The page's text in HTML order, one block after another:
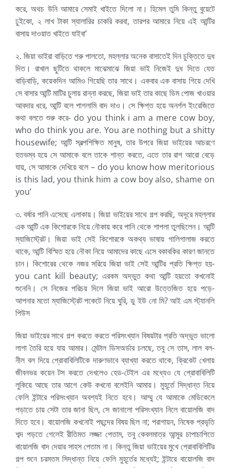
করে, অথচ উনি আমারে সেমাই খাইতে দিলো না। হিমেল তুমি কিন্তু বুয়েটে
ঢুইকো, ২ লাখ টাকা স্যালারির চাকরি করবা, তারপর আমারে নিয়ে এই আন্টির
বাসায় দাওয়াত খাইতে যাইবা’
২. জিয়া ভাইরা বাড়িতে গরু পালতো, মহল্লার অনেক বাসাতেই দিন চুক্তিতে দুধ
দিত। রাখাল ছুটিতে থাকলে মাঝেমাঝে জিয়া ভাই নিজেই দুধ দিতে যেত
বাড়িবাড়ি, কয়েকদিন আমিও গিয়েছি তার সাথে। একবার এক বাসায় গিয়ে দেখি
সে বাসার আন্টি মাটির চুলায় রান্না করছে, জিয়া ভাই তার কাছে ডিম পোজ খাওয়ার
আবদার ধরে, আন্টি বলে পাগলামি বাদ দাও। সে ক্ষিপ্ত হয়ে অনর্গল ইংরেজিতে
কথা বলতে শুরু করে- do you think i am a mere cow boy,
who do think you are. You are nothing but a shitty
housewife; আন্টি স্বল্পশিক্ষিত মানুষ, তার উপরে জিয়া ভাইয়ের আচরণে
হতভম্ব হয়ে সে আমাকে বলে তাকে শান্ত করতে, এতে তার রাগ আরো বেড়ে
যায়, সে আমাকে দেখিয়ে বলে – do you know how meritorious
is this lad, you think him a cow boy also, shame on
you’
৩. বর্ষার পানি এসেছে এলাকায়। জিয়া ভাইয়ের সাথে গল্প করছি, অদূরে মহল্লার
এক আন্টি এক কিশোরকে নিয়ে নৌকায় করে পানি থেকে শাপলা তুলছিলেন। আন্টি
ম্যাজিস্ট্রেট। জিয়া ভাই সেই কিশোরকে অকথ্য ভাষায় গালিগালাজ করতে
থাকে, আন্টি বিস্মিত হয়ে নৌকা নিয়ে আমাদের কাছে এসে বকাবকির কারণ জানতে
চান। কিশোরের থেকে নজর সরিয়ে জিয়া ভাই সেই আন্টির প্রতি ক্ষিপ্ত হয়-
you cant kill beauty; এরকম অদ্ভুত কথা আন্টি হয়তো কখনোই
শুনেনি। সে নিজের পরিচয় দিলে জিয়া ভাই আরো উত্তেজিত হয়ে পড়ে-
আপনার মতো ম্যাজিস্ট্রেট পকেটে নিয়ে ঘুরি, ডু ইউ নো মি? আই এম স্ট্যানলি
পিউস
জিয়া ভাইয়ের সাথে গল্প করতে করতে পরিসংখ্যান বিষয়টার প্রতি অদ্ভুত ভালো
লাগা তৈরি হয়ে যায় আমার। মেন্টাল ডিসঅর্ডার চলছে, তবু সে তাস, লাল বল-
নীল বল দিয়ে প্রোবাবিলিটিকে দারুণভাবে ব্যাখ্যা করতে থাকে, ক্রিকেট খেলায়
জীবনভর কয়েন টস করতে দেখলেও হেড-টেইল এর মধ্যেও যে প্রোবাবিলিটি
লুকিয়ে আছে তার আগে কেউ কখনো বলেইনি আমায়। মুহূর্তে সিদ্ধান্ত নিয়ে
ফেলি ইন্টারে পরিসংখ্যান অবশ্যই নিতে হবে। আম্মু যে আমাকে মেডিকেলে
পড়াতে চায় সেটা তার জানা ছিল, সে জানালো পরিসংখ্যান নিলে বায়োলজি বাদ
দিতে হবে। বায়োলজি কখনোই পছন্দের বিষয় ছিল না; পরাগায়ন, নিষেক প্রভৃতি
শব্দ পড়তে গেলেই রীতিমত লজ্জা পেতাম, তবু কেবলমাত্র আন্মুর চাপাচাপিতে
বায়োলজি বাদ দেয়ার সাহস পেতাম না। কিন্তু জিয়া ভাইয়ের মুখে প্রোবাবিলিটির
গল্প শুনে চরমতম সিদ্ধান্ত নিয়ে ফেলি মুহূর্তের মধ্যেই; ইন্টারে বায়োলজি বাদ